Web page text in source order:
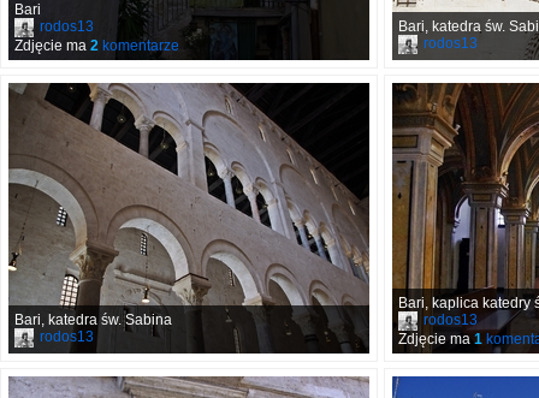
Bari
rodos13
Zdjęcie ma 2 komentarze
Bari, katedra św.
rodos13
Bari, katedra św. Sabina
rodos13
Bari, kaplica katedry
rodos13
Zdjęcie ma1